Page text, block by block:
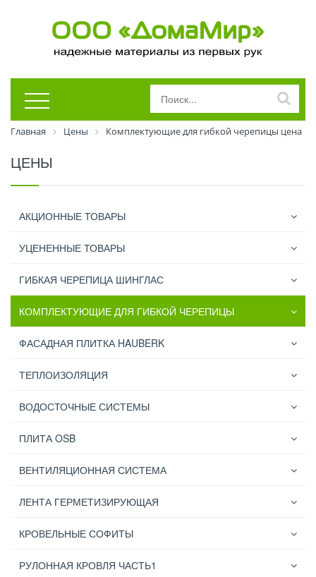
Главная Цены Комплектующие для гибкой черепицы цена
ЦЕНЫ
АКЦИОННЫЕ ТОВАРЫ
УЦЕНЕННЫЕ ТОВАРЫ
ГИБКАЯ ЧЕРЕПИЦА ШИНГЛАС
КОМПЛЕКТУЮЩИЕ ДЛЯ ГИБКОЙ ЧЕРЕПИЦЫ
ФАСАДНАЯ ПЛИТКА HAUBERK
ТЕПЛОИЗОЛЯЦИЯ
ВОДОСТОЧНЫЕ СИСТЕМЫ
ПЛИТА OSB
ВЕНТИЛЯЦИОННАЯ СИСТЕМА
ЛЕНТА ГЕРМЕТИЗИРУЮЩАЯ
КРОВЕЛЬНЫЕ СОФИТЫ
РУЛОННАЯ КРОВЛЯ ЧАСТЬ1